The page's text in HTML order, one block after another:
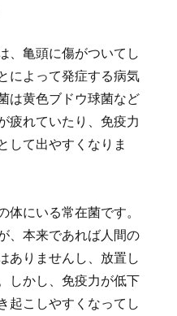
、亀頭に傷がついてし
によって発症する病気
は黄色ブドウ球菌など
疲れていたり、免疫力
して出やすくなりま
体にいる常在菌です。
、本来であれば人間の
ありませんし、放置し
しかし、免疫力が低下
起こしやすくなってし